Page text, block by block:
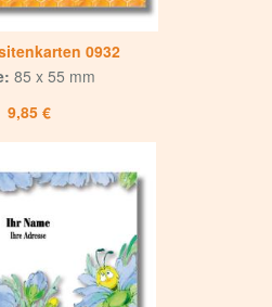
0932
9,85 €
85 x 55 mm